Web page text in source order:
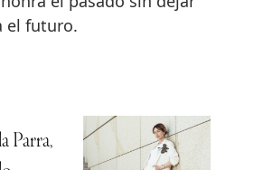
el futuro.
Parra,